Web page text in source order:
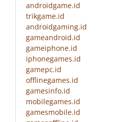
androidgame.id
trikgame.id
androidgaming.id
gameandroid.id
gameiphone.id
iphonegames.id
gamepc.id
offlinegames.id
gamesinfo.id
mobilegames.id
gamesmobile.id